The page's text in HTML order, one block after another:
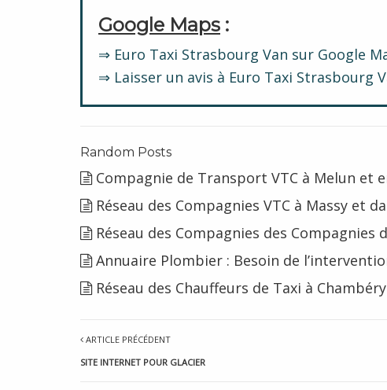
Google Maps :
⇒ Euro Taxi Strasbourg Van sur Google
⇒ Laisser un avis à Euro Taxi Strasbourg
Random Posts
Compagnie de Transport VTC à Melun et
Réseau des Compagnies VTC à Massy et
Réseau des Compagnies des Compagnies
Annuaire Plombier : Besoin de
Réseau des Chauffeurs de Taxi à
ARTICLE PRÉCÉDENT
SITE INTERNET POUR GLACIER